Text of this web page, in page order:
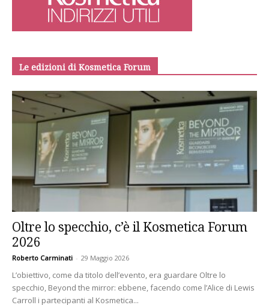
Le edizioni di Kosmetica Forum
Oltre lo specchio, c’è il Kosmetica Forum
2026
Roberto Carminati - 29 Maggio 2026
L’obiettivo, come da titolo dell’evento, era guardare Oltre lo
specchio, Beyond the mirror: ebbene, facendo come l’Alice di Lewis
Carroll i partecipanti al Kosmetica...